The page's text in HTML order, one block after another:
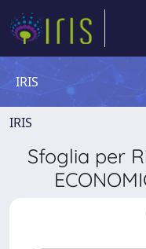
IRIS
IRIS
Sfoglia per